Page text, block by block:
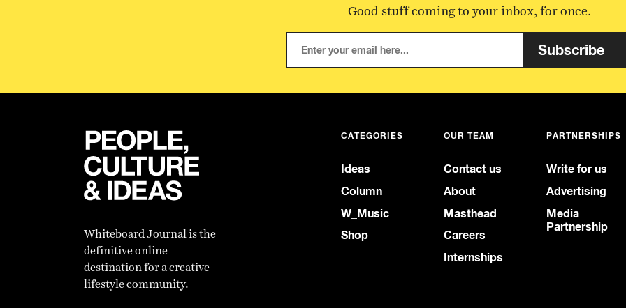
Good stuff coming to your inbox, for once.
Subscribe
Whiteboard Journal is the
definitive online
destination for a creative
lifestyle community.
CATEGORIES
Ideas
Column
W_Music
Shop
OUR TEAM
Contact us
About
Masthead
Careers
Internships
PARTNERSHIPS
Write for us
Advertising
Media
Partnership